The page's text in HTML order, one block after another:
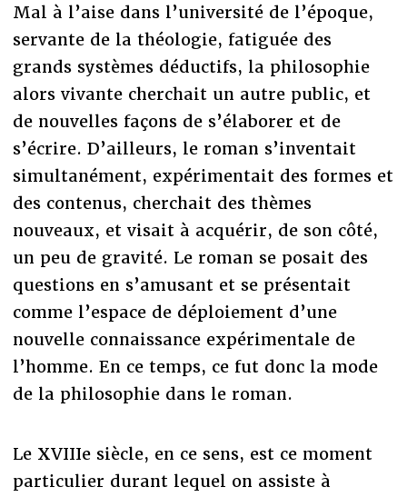
Mal à l’aise dans l’université de l’époque,
servante de la théologie, fatiguée des
grands systèmes déductifs, la philosophie
alors vivante cherchait un autre public, et
de nouvelles façons de s’élaborer et de
s’écrire. D’ailleurs, le roman s’inventait
simultanément, expérimentait des formes et
des contenus, cherchait des thèmes
nouveaux, et visait à acquérir, de son côté,
un peu de gravité. Le roman se posait des
questions en s’amusant et se présentait
comme l’espace de déploiement d’une
nouvelle connaissance expérimentale de
l’homme. En ce temps, ce fut donc la mode
de la philosophie dans le roman.
Le XVIIIe siècle, en ce sens, est ce moment
particulier durant lequel on assiste à